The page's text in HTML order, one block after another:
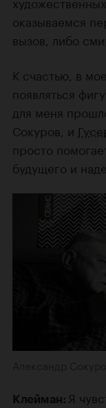
оказываемся
вызов, либо
К счастью, в
появляться
для меня
Сокуров, и
просто
будущего и
Клейман: Я